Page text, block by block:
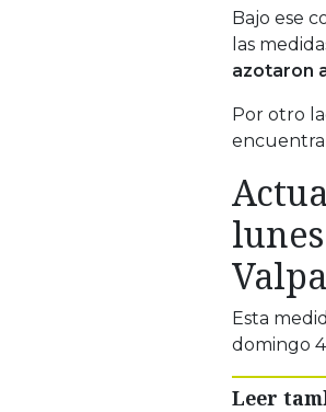
Bajo ese
las
azotaron
Por otro
Esta
domingo
Leer